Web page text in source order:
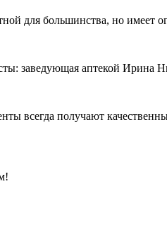
для большинства, но имеет
заведующая аптекой
всегда получают